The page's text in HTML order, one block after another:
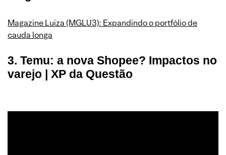
Magazine Luiza (MGLU3): Expandindo o portfólio de
cauda longa
3. Temu: a nova Shopee? Impactos no
varejo | XP da Questão